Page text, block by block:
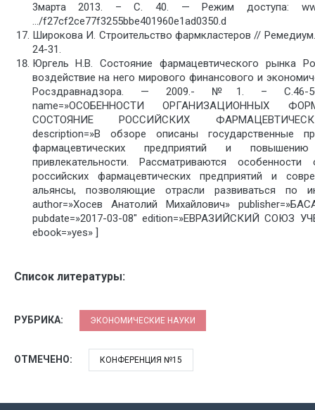
3марта 2013. – С. 40. — Режим доступа:
…/f27cf2ce77f3255bbe401960e1ad0350.d
Широкова И. Строительство фармкластеров //
24-31.
Юргель Н.В. Состояние фармацевтического рынка
воздействие на него мирового финансового и
Росздравнадзора. — 2009.- №1. – С.46-
name=»ОСОБЕННОСТИ ОРГАНИЗАЦИОННЫХ
СОСТОЯНИЕ РОССИЙСКИХ
description=»В обзоре описаны государственные
фармацевтических предприятий и
привлекательности. Рассматриваются
российских фармацевтических предприятий и
альянсы, позволяющие отрасли развиваться по
author=»Хосев Анатолий Михайлович»
pubdate=»2017-03-08″ edition=»ЕВРАЗИЙСКИЙ СОЮЗ
ebook=»yes» ]
Список литературы:
РУБРИКА: ЭКОНОМИЧЕСКИЕ НАУКИ
ОТМЕЧЕНО: КОНФЕРЕНЦИЯ №15